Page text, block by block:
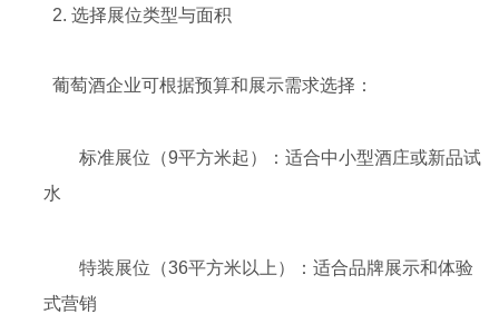
2. 选择展位类型与面积
葡萄酒企业可根据预算和展示需求选择：
标准展位（9平方米起）：适合中小型酒庄或新品试
水
特装展位（36平方米以上）：适合品牌展示和体验
式营销